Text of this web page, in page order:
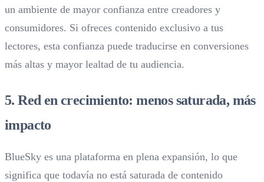
un ambiente de mayor confianza entre creadores y
consumidores. Si ofreces contenido exclusivo a tus
lectores, esta confianza puede traducirse en conversiones
más altas y mayor lealtad de tu audiencia.
5. Red en crecimiento: menos saturada, más
impacto
BlueSky es una plataforma en plena expansión, lo que
significa que todavía no está saturada de contenido